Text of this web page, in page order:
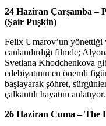
24 Haziran Çarşamba –
(Şair Puşkin)
Felix Umarov’un yönettiği
canlandırdığı filmde;
Svetlana Khodchenkova
edebiyatının en önemli
başlayarak şöhret,
çalkantılı hayatını anlatıyor.
26 Haziran Cuma –The